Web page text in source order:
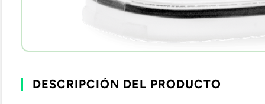
DESCRIPCIÓN DEL PRODUCTO